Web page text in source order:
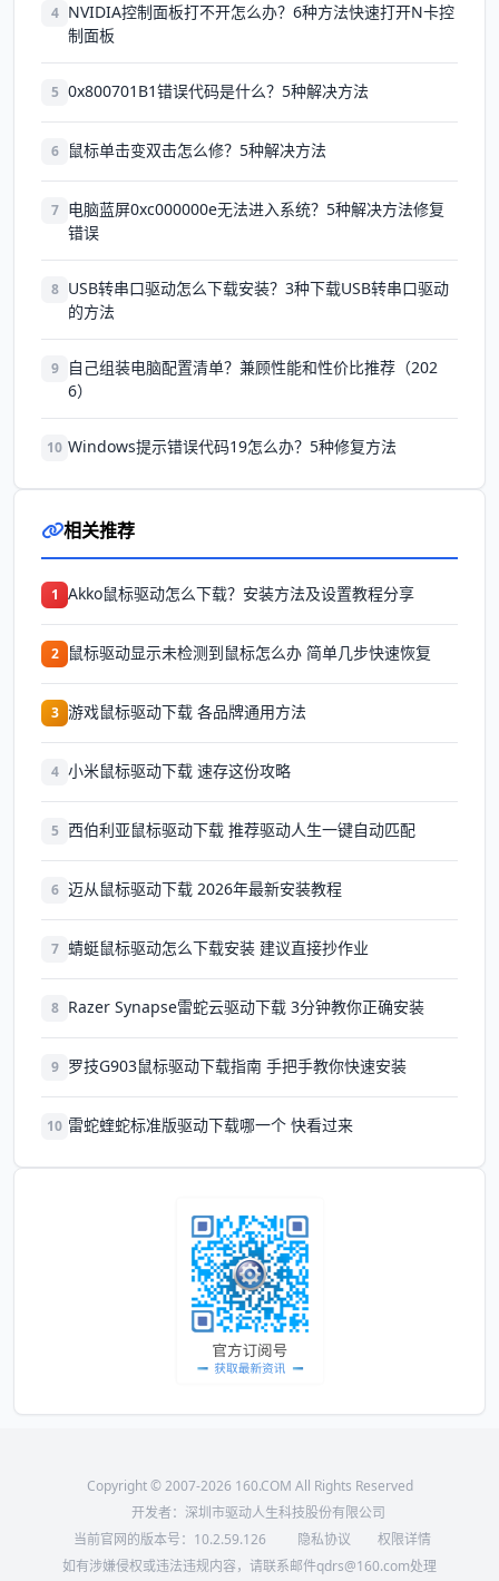
4 NVIDIA控制面板打不开怎么办？6种方法快速打开N卡控
制面板
5 0x800701B1错误代码是什么？5种解决方法
6 鼠标单击变双击怎么修？5种解决方法
7 电脑蓝屏0xc000000e无法进入系统？5种解决方法修复
错误
8 USB转串口驱动怎么下载安装？3种下载USB转串口驱动
的方法
9
自己组装电脑配置清单？兼顾性能和性价比推荐（202
6）
10 Windows提示错误代码19怎么办？5种修复方法
相关推荐
1 Akko鼠标驱动怎么下载？安装方法及设置教程分享
2 鼠标驱动显示未检测到鼠标怎么办 简单几步快速恢复
3 游戏鼠标驱动下载 各品牌通用方法
4 小米鼠标驱动下载 速存这份攻略
5 西伯利亚鼠标驱动下载 推荐驱动人生一键自动匹配
6 迈从鼠标驱动下载 2026年最新安装教程
7 蜻蜓鼠标驱动怎么下载安装 建议直接抄作业
8 Razer Synapse雷蛇云驱动下载 3分钟教你正确安装
9 罗技G903鼠标驱动下载指南 手把手教你快速安装
10 雷蛇蝰蛇标准版驱动下载哪一个 快看过来
Copyright © 2007-2026 160.COM All Rights Reserved
开发者：深圳市驱动人生科技股份有限公司
当前官网的版本号： 10.2.59.126 隐私协议
权限详情
如有涉嫌侵权或违法违规内容，请联系邮件qdrs@160.com处理